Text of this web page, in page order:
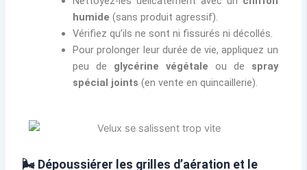
humide (sans produit agressif).
Vérifiez qu’ils ne sont ni fissurés ni décollés.
Pour prolonger leur durée de vie, appliquez un
peu de glycérine végétale ou de spray
spécial joints (en vente en quincaillerie).
🌬️ Dépoussiérer les grilles d’aération et le